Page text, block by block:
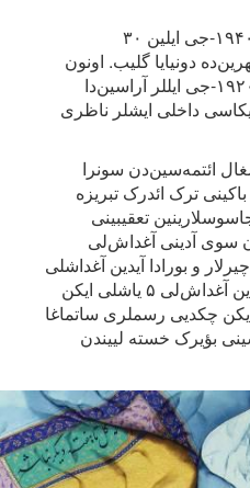
خبر وئریر کی، او، ۱۹۴۰-جی ایلین ۳۰
دونیایا گلیب. اونون
آتاسی محمد حاجییئو ۱۹۱۹-۱۹۲۰-جی ایللر آراسین‌دا
داخلی ایشلر ناظری
ائتمه‌سین‌دن سونرا
باکینی ترک ائد‌رک تبریزه
تعقیبینی
سوی آدینی آغداش‌لی
و بورادا آیدین آغداشلی
دوغولور. داها سونرا ایسه آیدین آغداش‌لی ۵ یاشلی ایکن
۱۴ یاشین‌دا ایکن چکدیی رسملری ساتماغا
بؤیرک خسته لییندن